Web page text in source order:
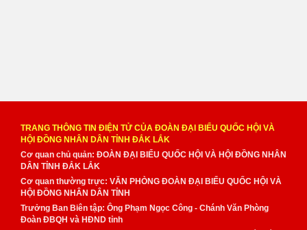
TRANG THÔNG TIN ĐIỆN TỬ CỦA ĐOÀN ĐẠI BIỂU QUỐC HỘI VÀ
HỘI ĐỒNG NHÂN DÂN TỈNH ĐẮK LẮK
Cơ quan chủ quản: ĐOÀN ĐẠI BIỂU QUỐC HỘI VÀ HỘI ĐỒNG NHÂN
DÂN TỈNH ĐẮK LẮK
Cơ quan thường trực: VĂN PHÒNG ĐOÀN ĐẠI BIỂU QUỐC HỘI VÀ
HỘI ĐỒNG NHÂN DÂN TỈNH
Trưởng Ban Biên tập: Ông Phạm Ngọc Công - Chánh Văn Phòng
Đoàn ĐBQH và HĐND tỉnh